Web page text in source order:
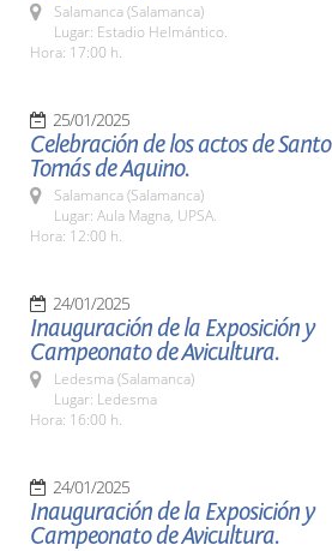
Salamanca (Salamanca)
Lugar: Estadio Helmántico.
Hora: 17:00 h.
25/01/2025
Celebración de los actos de Santo
Tomás de Aquino.
Salamanca (Salamanca)
Lugar: Aula Magna, UPSA.
Hora: 12:00 h.
24/01/2025
Inauguración de la Exposición y
Campeonato de Avicultura.
Ledesma (Salamanca)
Lugar: Ledesma
Hora: 16:00 h.
24/01/2025
Inauguración de la Exposición y
Campeonato de Avicultura.